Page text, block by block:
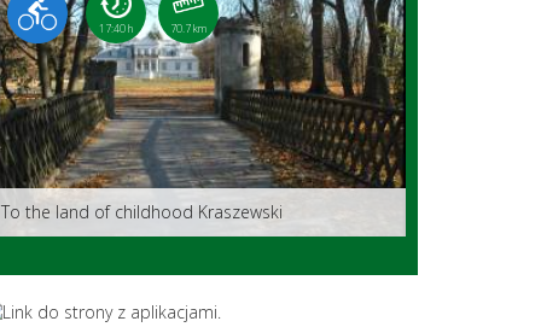
17:40 h 70.7 km
To the land of childhood Kraszewski